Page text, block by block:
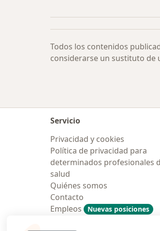
Todos los contenidos
considerarse un sustituto de
Servicio
Privacidad y cookies
Política de privacidad para
determinados profesionales
salud
Quiénes somos
Contacto
Empleos
Nuevas posiciones